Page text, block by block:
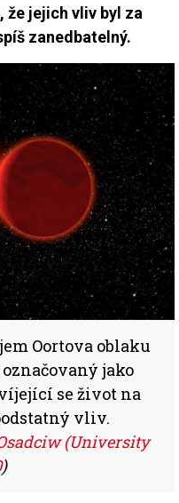
že jejich vliv byl za
zanedbatelný.
Oortova oblaku
jako
se život na
vliv.
(University
)